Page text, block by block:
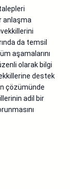
anlaşma
da temsil
aşamalarını
olarak bilgi
destek
çözümünde
adil bir